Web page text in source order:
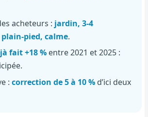
acheteurs : jardin, 3-4
pied, calme.
fait +18 % entre 2021 et 2025 :
:correction de 5 à 10 % d’ici deux